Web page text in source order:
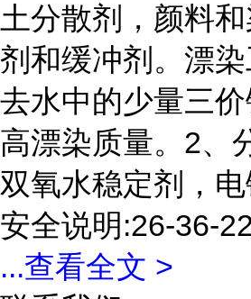
土分散剂，颜料
剂和缓冲剂。漂
去水中的少量三
高漂染质量。2、
双氧水稳定剂，
安全说明:26-36-
...查看全文 >